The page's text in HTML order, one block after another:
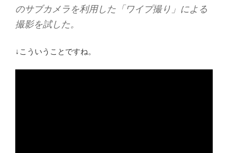
のサブカメラを利用した「ワイプ撮り」による
撮影を試した。
↓こういうことですね。